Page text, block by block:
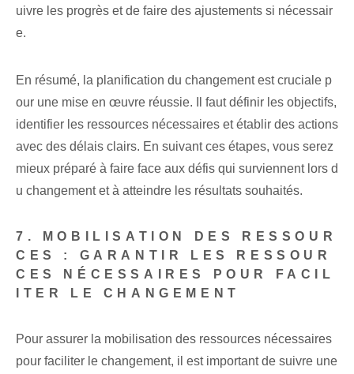
uivre les progrès et de faire des ajustements si nécessair
e.
En résumé, la planification du changement est cruciale p
our une mise en œuvre réussie. Il faut définir les objectifs,
identifier les ressources nécessaires et établir des actions
avec des délais clairs. En suivant ces étapes, vous serez
mieux préparé à faire face aux défis qui surviennent lors d
u changement et à atteindre les résultats souhaités.
7. MOBILISATION DES RESSOUR
CES : GARANTIR LES RESSOUR
CES NÉCESSAIRES POUR FACIL
ITER LE CHANGEMENT
Pour assurer la mobilisation des ressources nécessaires
pour faciliter le changement, il est important de suivre une